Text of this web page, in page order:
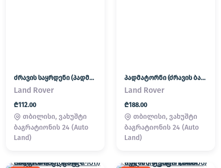
ძრავის საყრდენი (პადმატორნი)
Land Rover
₾112.00
თბილისი, ვახუშტი
ბაგრატიონის 24 (Auto
Land)
პადმატორნი (ძრავის ბალიში) LAND ROVER
Land Rover
₾188.00
თბილისი, ვახუშტი
ბაგრატიონის 24 (Auto
Land)